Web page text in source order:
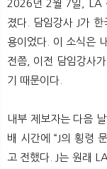
뉴
2026년 2월 7일, LA
졌다. 담임강사 J가
용이었다. 이 소식은
전쯤, 이전 담임강사
기 때문이다.
내부 제보자는 다음
배 시간에 “J의 횡령
고 전했다. J는 원래